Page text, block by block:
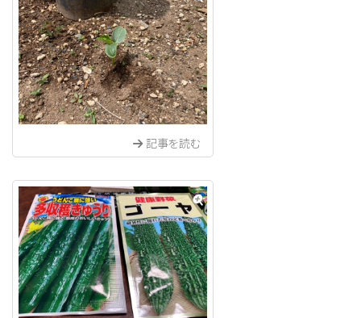
記事を読む